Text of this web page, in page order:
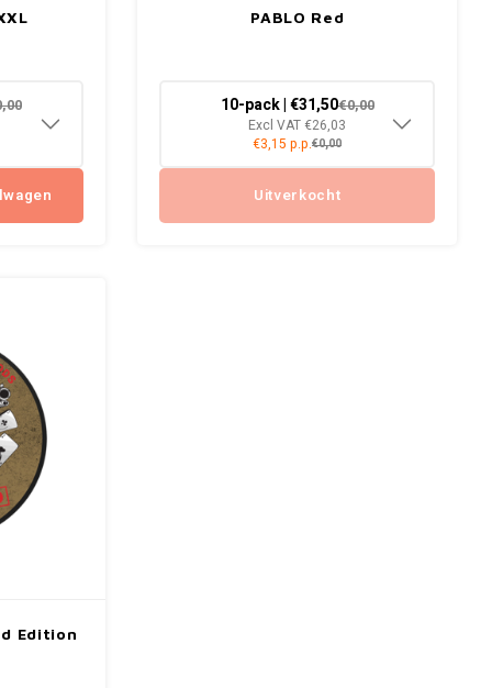
PABLO Red
10-pack | €31,50€0,00
Excl VAT €26,03
€3,15 p.p.€0,00
Uitverkocht
Edition